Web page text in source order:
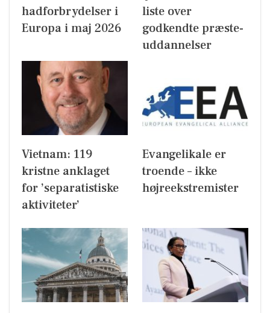
hadforbrydelser i
Europa i maj 2026
liste over
godkendte præste-
uddannelser
Vietnam: 119
kristne anklaget
for ’separatistiske
aktiviteter’
Evangelikale er
troende – ikke
højreekstremister